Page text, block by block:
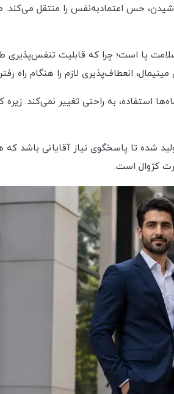
اعتماد‌به‌نفس را منتقل می‌کند.
پا است؛ چرا که قابلیت تنفس‌پذیری
انعطاف‌پذیری لازم را هنگام راه
استفاده، به راحتی تغییر نمی‌کند.
شده تا پاسخگوی نیاز آقایانی باشد
کژوال است.